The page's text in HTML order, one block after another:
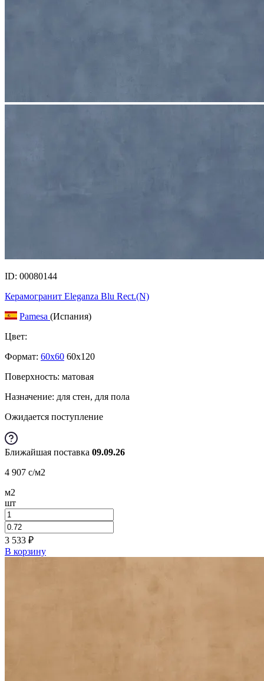
ID: 00080144
Керамогранит Eleganza Blu Rect.(N)
Pamesa (Испания)
Цвет:
Формат: 60x60 60x120
Поверхность: матовая
Назначение: для стен, для пола
Ожидается поступление
Ближайшая поставка 09.09.26
4 907 c/м2
м2
шт
3 533 ₽
В корзину